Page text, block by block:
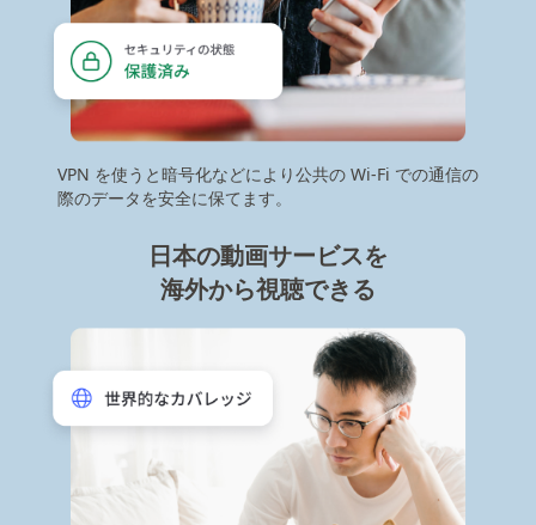
VPN を使うと暗号化などにより公共の Wi-Fi での通信の
際のデータを安全に保てます。
日本の動画サービスを
海外から視聴できる